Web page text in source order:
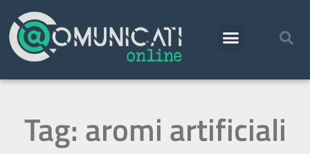
Tag: aromi artificiali